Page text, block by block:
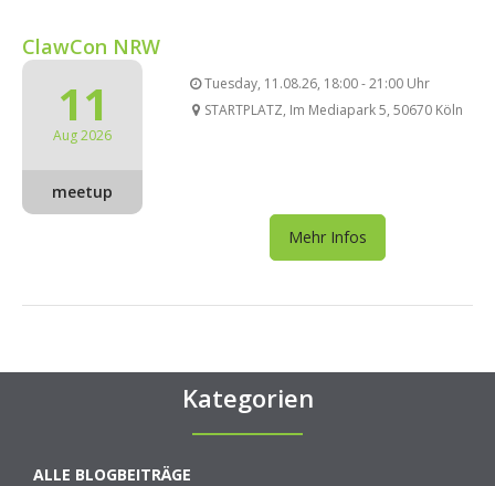
ClawCon NRW
11
Aug 2026
meetup
Tuesday, 11.08.26, 18:00 - 21:00 Uhr
STARTPLATZ, Im Mediapark 5, 50670 Köln
Mehr Infos
Kategorien
ALLE BLOGBEITRÄGE